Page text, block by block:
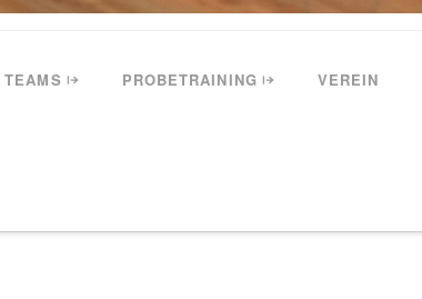
TEAMS PROBETRAINING VEREIN